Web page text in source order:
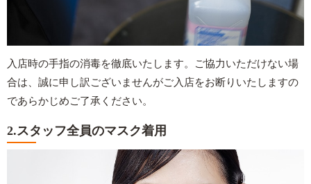
入店時の手指の消毒を徹底いたします。ご協力いただけない場
合は、誠に申し訳ございませんがご入店をお断りいたしますの
であらかじめご了承ください。
2.スタッフ全員のマスク着用